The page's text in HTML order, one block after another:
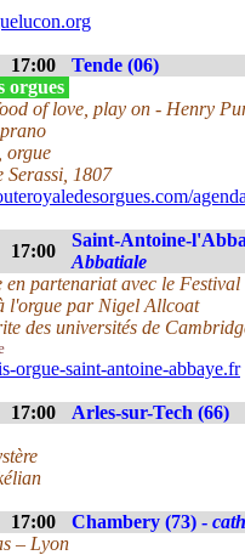
17:00
Tende (06)
orgues
of love, play on - Henry
orgue
Serassi, 1807
agenda
17:00
Saint-Antoine-
Abbatiale
en partenariat avec le Festival
l'orgue par Nigel Allcoat
des universités de
orgue-saint-antoine-abbaye.fr
17:00
Arles-sur-Tech (66)
17:00 Chambery (73) -
– Lyon